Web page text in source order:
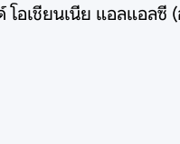
โอเชียนเนีย แอลแอ